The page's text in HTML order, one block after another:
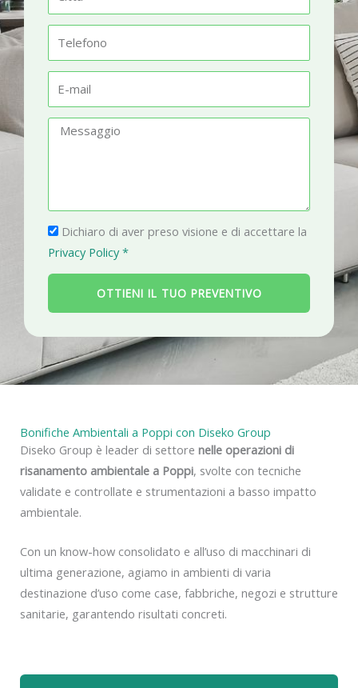
t
à
l
fm
a
g
g
i
P
r
i
a
c
Dichiaro di aver preso visione e di accettare la
Privacy Policy *
OTTIENI IL TUO PREVENTIVO
Bonifiche Ambientali a Poppi con Diseko Group
Diseko Group è leader di settore nelle operazioni di
risanamento ambientale a Poppi, svolte con tecniche
validate e controllate e strumentazioni a basso impatto
ambientale.
Con un know-how consolidato e all’uso di macchinari di
ultima generazione, agiamo in ambienti di varia
destinazione d’uso come case, fabbriche, negozi e strutture
sanitarie, garantendo risultati concreti.